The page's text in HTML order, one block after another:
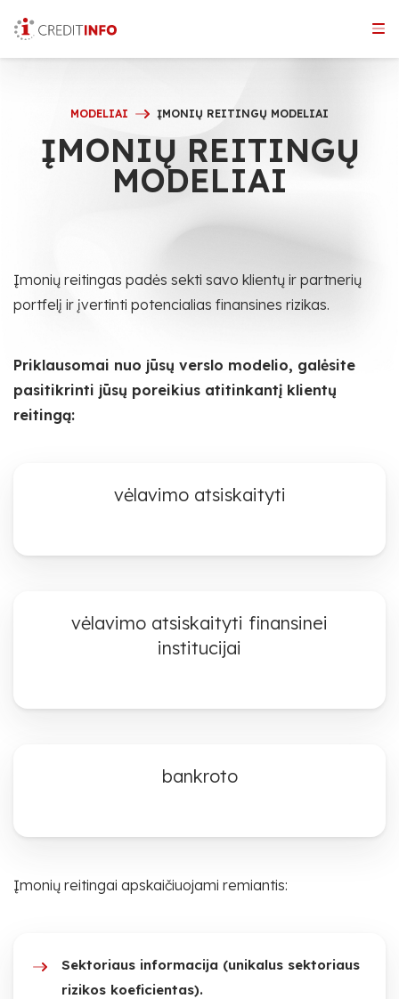
the
MODELIAI ĮMONIŲ REITINGŲ MODELIAI
ĮMONIŲ REITINGŲ
MODELIAI
Įmonių reitingas padės sekti savo klientų ir partnerių
portfelį ir įvertinti potencialias finansines rizikas.
Priklausomai nuo jūsų verslo modelio, galėsite
pasitikrinti jūsų poreikius atitinkantį klientų
reitingą:
vėlavimo atsiskaityti
vėlavimo atsiskaityti finansinei
institucijai
bankroto
Įmonių reitingai apskaičiuojami remiantis:
Sektoriaus informacija (unikalus sektoriaus
rizikos koeficientas).